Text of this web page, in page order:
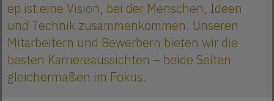
ep ist eine Vision, bei der Menschen, Ideen
und Technik zusammenkommen. Unseren
Mitarbeitern und Bewerbern bieten wir die
besten Karriereaussichten – beide Seiten
gleichermaßen im Fokus.